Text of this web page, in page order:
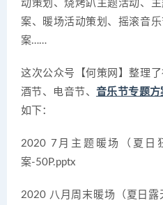
动策划、烧烤趴主题活动、
案、暖场活动策划、摇滚音
案……
这次公众号【何策网】整理
酒节、电音节、 音乐节专题方
如下：
2020 7月主题暖场（夏日
案-50P.pptx
2020 八月周末暖场（夏日